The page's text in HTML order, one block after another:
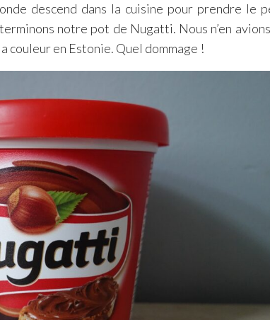
descend dans la cuisine pour prendre le
notre pot de Nugatti. Nous n’en
couleur en Estonie. Quel dommage !